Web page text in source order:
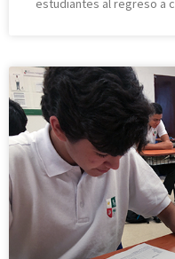
estudiantes al regreso a